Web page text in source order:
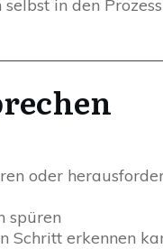
in den
oder
spüren
Schritt erkennen